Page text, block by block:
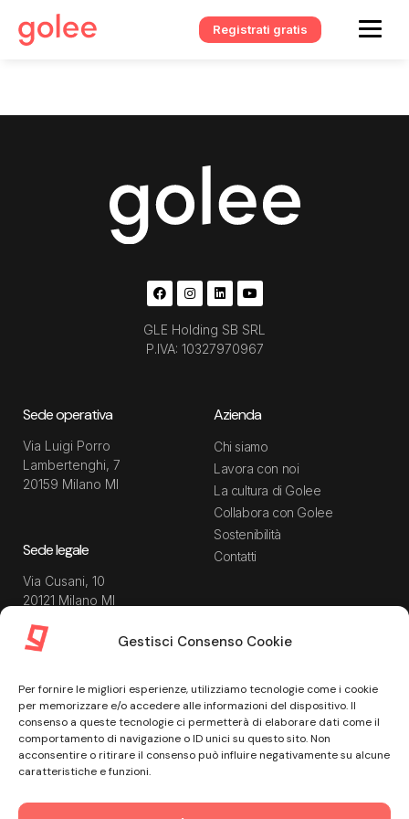
Gestisci Consenso Cookie
Per fornire le migliori esperienze, utilizziamo tecnologie come i cookie
per memorizzare e/o accedere alle informazioni del dispositivo. Il
consenso a queste tecnologie ci permetterà di elaborare dati come il
comportamento di navigazione o ID unici su questo sito. Non
acconsentire o ritirare il consenso può influire negativamente su alcune
caratteristiche e funzioni.
Registrati gratis
GLE Holding SB SRL
P.IVA: 10327970967
Sede operativa
Via Luigi Porro
Lambertenghi, 7
20159 Milano MI
Sede legale
Via Cusani, 10
20121 Milano MI
Azienda
Chi siamo
Lavora con noi
La cultura di Golee
Collabora con Golee
Sostenibilità
Contatti
Guide
Modulistica
Webinar
Centro assistenza
Privacy Policy
Data Processing Agreement
Termini e condizioni di
servizio
Informativa Privacy Recruiting